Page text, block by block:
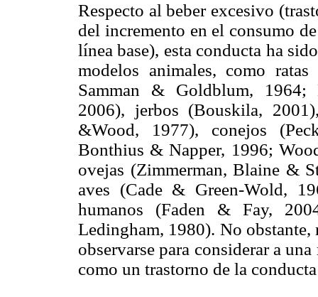
Respecto al beber excesivo
del incremento en el consumo
línea base), esta conducta ha
modelos animales, como
Samman & Goldblum, 1964;
2006), jerbos (Bouskila,
&Wood, 1977), conejos
Bonthius & Napper, 1996;
ovejas (Zimmerman, Blaine &
aves (Cade & Green-Wold,
humanos (Faden & Fay,
Ledingham, 1980). No obstante,
observarse para considerar a
como un trastorno de la